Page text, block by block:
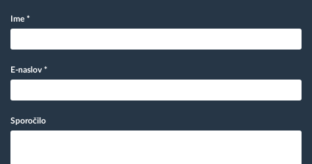
Ime *
E-naslov *
Sporočilo